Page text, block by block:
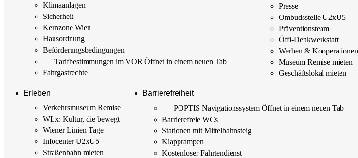
Klimaanlagen
Sicherheit
Kernzone Wien
Hausordnung
Beförderungs­bedingungen
Tarif­bestimmungen im VOR Öffnet in einem neuen Tab
Fahrgastrechte
Presse
Ombudsstelle U2xU5
Präventionsteam
Öffi-Denkwerkstatt
Werben & Kooperationen
Museum Remise mieten
Geschäftslokal mieten
Erleben
Verkehrsmuseum Remise
WLx: Kultur, die bewegt
Wiener Linien Tage
Infocenter U2xU5
Straßenbahn mieten
Barrierefreiheit
POPTIS NavigationssystemÖffnet in einem neuen Tab
Barrierefreie WCs
Stationen mit Mittelbahnsteig
Klapprampen
Kostenloser Fahrtendienst